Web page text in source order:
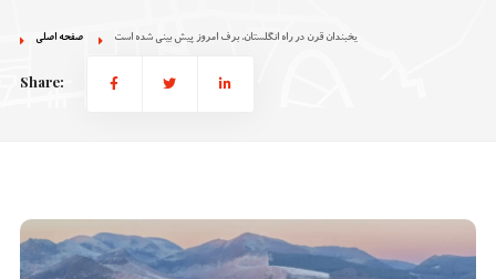
صفحه اصلی یخبندان قرن در راه انگلستان، برف امروز پیش بینی شده است
Share: